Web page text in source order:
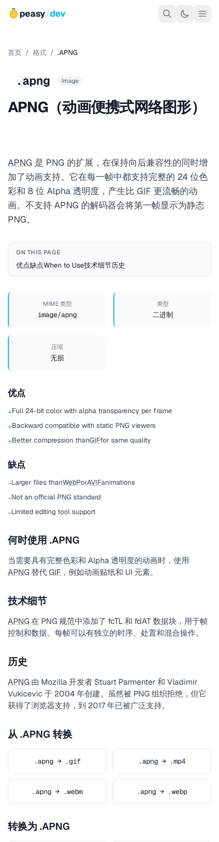
peasy/dev
首页 / 格式 / .APNG
.apng Image
APNG（动画便携式网络图形）
APNG 是 PNG 的扩展，在保持向后兼容性的同时增
加了动画支持。它在每一帧中都支持完整的 24 位色
彩和 8 位 Alpha 透明度，产生比 GIF 更流畅的动
画。不支持 APNG 的解码器会将第一帧显示为静态
PNG。
ON THIS PAGE
优点缺点When to Use技术细节历史
MIME 类型
image/apng
类型
二进制
压缩
无损
优点
+Full 24-bit color with alpha transparency per frame
+Backward compatible with static PNG viewers
+Better compression thanGIFfor same quality
缺点
−Larger files thanWebPorAVIFanimations
−Not an official PNG standard
−Limited editing tool support
何时使用 .APNG
当需要具有完整色彩和 Alpha 透明度的动画时，使用
APNG 替代GIF ，例如动画贴纸和 UI 元素。
技术细节
APNG在 PNG 规范中添加了 fcTL 和 fdAT 数据块，用于帧
控制和数据。每帧可以有独立的时序、处置和混合操作。
历史
APNG 由 Mozilla 开发者 Stuart Parmenter 和 Vladimir
Vukicevic 于 2004 年创建。虽然被 PNG 组织拒绝，但它
获得了浏览器支持，到 2017 年已被广泛支持。
从 .APNG 转换
.apng → .gif .apng → .mp4
.apng → .webm .apng → .webp
转换为 .APNG